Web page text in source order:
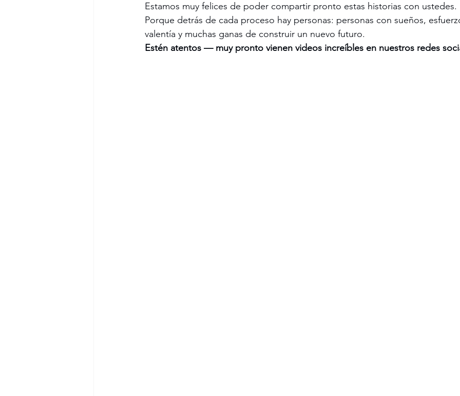
Estamos muy felices de poder compartir pronto estas historias con ustedes.
Porque detrás de cada proceso hay personas: personas con sueños,
valentía y muchas ganas de construir un nuevo futuro.
Estén atentos — muy pronto vienen videos increíbles en nuestros redes